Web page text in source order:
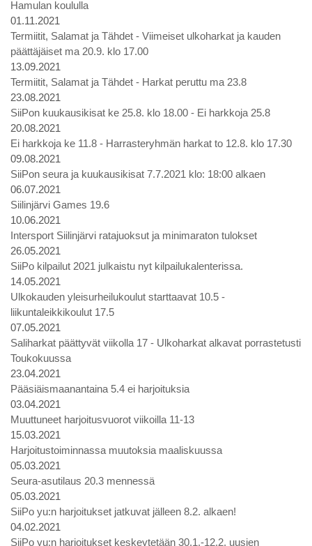
Hamulan koululla
01.11.2021
Termiitit, Salamat ja Tähdet - Viimeiset ulkoharkat ja kauden
päättäjäiset ma 20.9. klo 17.00
13.09.2021
Termiitit, Salamat ja Tähdet - Harkat peruttu ma 23.8
23.08.2021
SiiPon kuukausikisat ke 25.8. klo 18.00 - Ei harkkoja 25.8
20.08.2021
Ei harkkoja ke 11.8 - Harrasteryhmän harkat to 12.8. klo 17.30
09.08.2021
SiiPon seura ja kuukausikisat 7.7.2021 klo: 18:00 alkaen
06.07.2021
Siilinjärvi Games 19.6
10.06.2021
Intersport Siilinjärvi ratajuoksut ja minimaraton tulokset
26.05.2021
SiiPo kilpailut 2021 julkaistu nyt kilpailukalenterissa.
14.05.2021
Ulkokauden yleisurheilukoulut starttaavat 10.5 -
liikuntaleikkikoulut 17.5
07.05.2021
Saliharkat päättyvät viikolla 17 - Ulkoharkat alkavat porrastetusti
Toukokuussa
23.04.2021
Pääsiäismaanantaina 5.4 ei harjoituksia
03.04.2021
Muuttuneet harjoitusvuorot viikoilla 11-13
15.03.2021
Harjoitustoiminnassa muutoksia maaliskuussa
05.03.2021
Seura-asutilaus 20.3 mennessä
05.03.2021
SiiPo yu:n harjoitukset jatkuvat jälleen 8.2. alkaen!
04.02.2021
SiiPo yu:n harjoitukset keskeytetään 30.1.-12.2. uusien